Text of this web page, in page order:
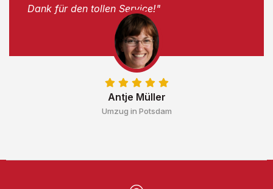
Antje Müller
Umzug in Potsdam
Dank für den tollen Service!"